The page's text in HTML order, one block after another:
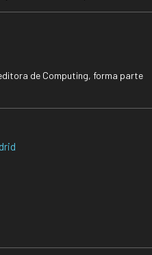
de Computing, forma parte